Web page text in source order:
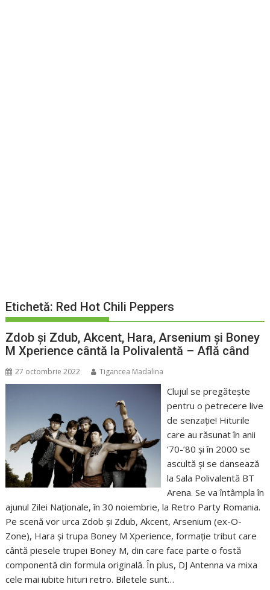
Etichetă: Red Hot Chili Peppers
Zdob și Zdub, Akcent, Hara, Arsenium și Boney
M Xperience cântă la Polivalentă – Află când
27 octombrie 2022 Tigancea Madalina
Clujul se pregătește
pentru o petrecere live
de senzație! Hiturile
care au răsunat în anii
‘70-’80 și în 2000 se
ascultă și se dansează
la Sala Polivalentă BT
Arena. Se va întâmpla în
ajunul Zilei Naționale, în 30 noiembrie, la Retro Party Romania.
Pe scenă vor urca Zdob și Zdub, Akcent, Arsenium (ex-O-
Zone), Hara și trupa Boney M Xperience, formație tribut care
cântă piesele trupei Boney M, din care face parte o fostă
componentă din formula originală. În plus, DJ Antenna va mixa
cele mai iubite hituri retro. Biletele sunt…